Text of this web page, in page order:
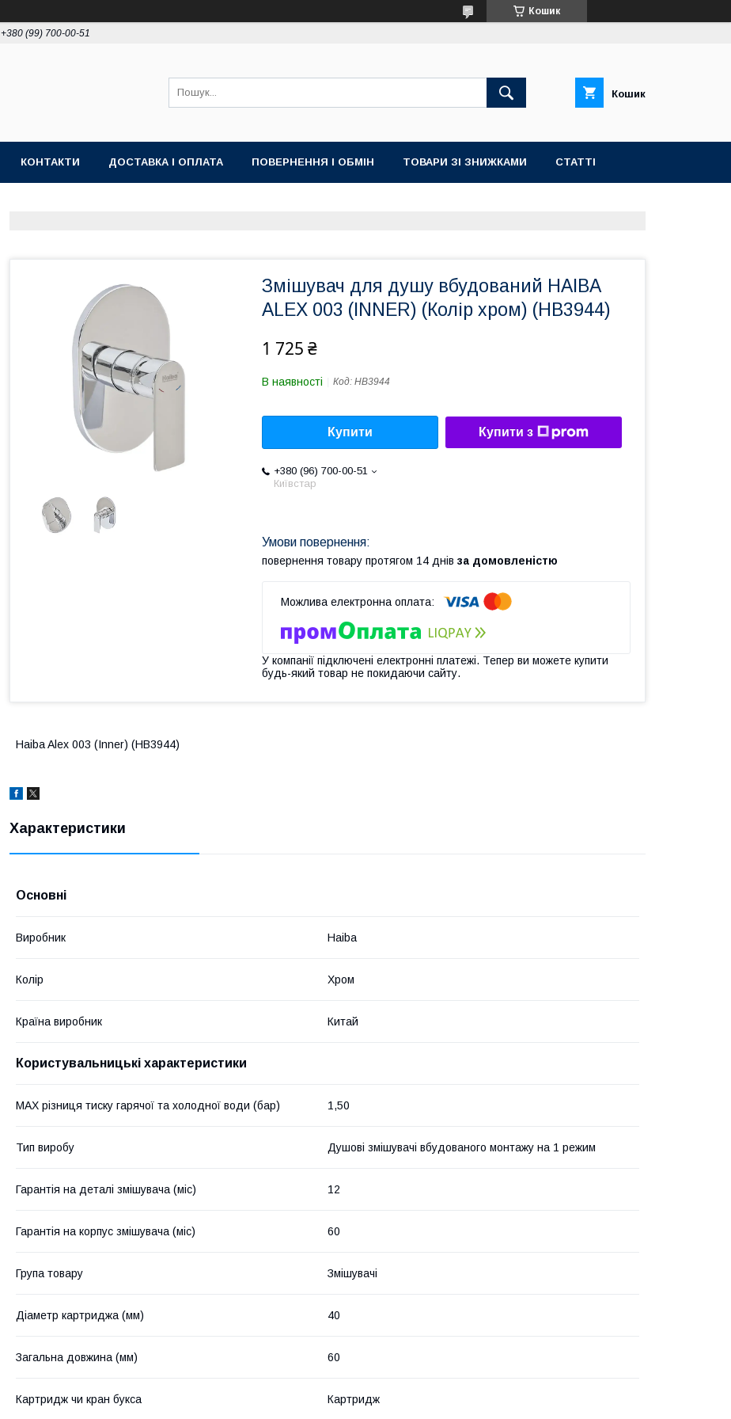
Кошик
+380 (99) 700-00-51
Кошик
КОНТАКТИ ДОСТАВКА І ОПЛАТА ПОВЕРНЕННЯ І ОБМІН ТОВАРИ ЗІ ЗНИЖКАМИ СТАТТІ
Змішувач для душу вбудований HAIBA
ALEX 003 (INNER) (Колір хром) (HB3944)
1 725 ₴
В наявності Код: HB3944
Купити Купити з
+380 (96) 700-00-51
Київстар
повернення товару протягом 14 днів за домовленістю
У компанії підключені електронні платежі. Тепер ви можете купити
будь-який товар не покидаючи сайту.
Haiba Alex 003 (Inner) (HB3944)
Характеристики
Основні
Виробник Haiba
Колір Хром
Країна виробник Китай
Користувальницькі характеристики
MAX різниця тиску гарячої та холодної води (бар) 1,50
Тип виробу Душові змішувачі вбудованого монтажу на 1 режим
Гарантія на деталі змішувача (міс) 12
Гарантія на корпус змішувача (міс) 60
Група товару Змішувачі
Діаметр картриджа (мм) 40
Загальна довжина (мм) 60
Картридж чи кран букса Картридж